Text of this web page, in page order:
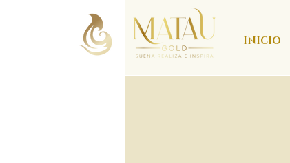
INICIO